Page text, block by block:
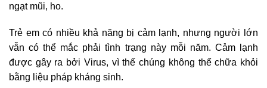
ngạt mũi, ho.
Trẻ em có nhiều khả năng bị cảm lạnh, nhưng người lớn
vẫn có thể mắc phải tình trạng này mỗi năm. Cảm lạnh
được gây ra bởi Virus, vì thế chúng không thể chữa khỏi
bằng liệu pháp kháng sinh.